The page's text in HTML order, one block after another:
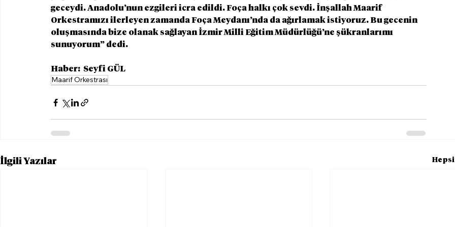
geceydi. Anadolu’nun ezgileri icra edildi. Foça halkı çok sevdi. İnşallah Maarif
Orkestramızı ilerleyen zamanda Foça Meydanı’nda da ağırlamak istiyoruz. Bu gecenin
oluşmasında bize olanak sağlayan İzmir Milli Eğitim Müdürlüğü’ne şükranlarımı
sunuyorum” dedi.
Haber:  Seyfi GÜL
Maarif Orkestrası
İlgili Yazılar